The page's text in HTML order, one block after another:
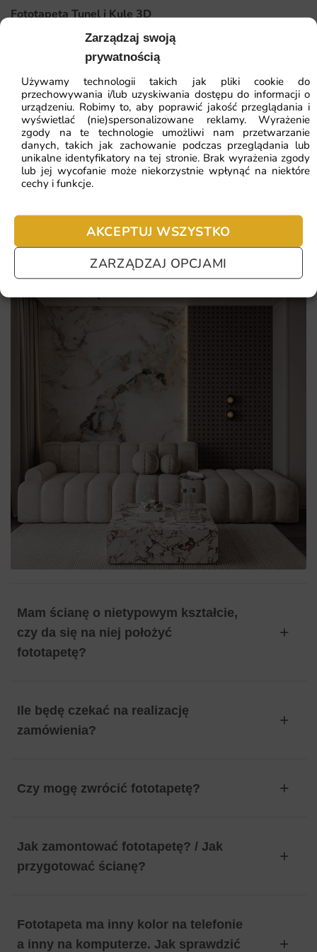
Zarządzaj swoją
prywatnością
Używamy technologii takich jak pliki cookie do
przechowywania i/lub uzyskiwania dostępu do informacji o
urządzeniu. Robimy to, aby poprawić jakość przeglądania i
wyświetlać (nie)spersonalizowane reklamy. Wyrażenie
zgody na te technologie umożliwi nam przetwarzanie
danych, takich jak zachowanie podczas przeglądania lub
unikalne identyfikatory na tej stronie. Brak wyrażenia zgody
lub jej wycofanie może niekorzystnie wpłynąć na niektóre
cechy i funkcje.
AKCEPTUJ WSZYSTKO
ZARZĄDZAJ OPCJAMI
rozwiązanie zarówno dla osób remontujących, jak i tych,
Najważniejsze atuty fototapety Wąwóz Karpacki:
możliwość bezpiecznego czyszczenia powierzchni
wilgotną ściereczką
unikalny motyw wąwóz karpacki dostępny wyłącznie w
naszej autorskiej kolekcji
druk lateksowy w wysokiej rozdzielczości i odporność na
łatwy, intuicyjny montaż z wykorzystaniem standardowego
kleju do flizeliny
Fototapeta Tunel i Kule 3D
zł
Najniższa cena z 30 dni:41.93 zł
ZOBACZ WSZYSTKIE
Najczęściej zadawane pytania
nie chcesz czekać – sprawdź najczęściej zadawane pytania.
Mam ścianę o nietypowym kształcie,
czy da się na niej położyć
fototapetę?
Ile będę czekać na realizację
zamówienia?
Czy mogę zwrócić fototapetę?
Jak zamontować fototapetę? / Jak
przygotować ścianę?
Fototapeta ma inny kolor na telefonie
a inny na komputerze. Jak sprawdzić